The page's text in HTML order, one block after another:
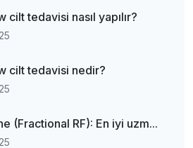
cilt tedavisi nasıl yapılır?
cilt tedavisi nedir?
(Fractional RF): En iyi uzm...